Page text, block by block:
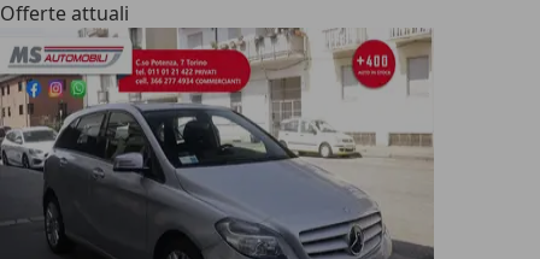
Offerte attuali